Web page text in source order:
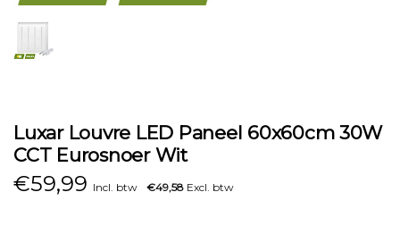
Luxar Louvre LED Paneel 60x60cm 30W
CCT Eurosnoer Wit
€59,99 Incl. btw €49,58 Excl. btw